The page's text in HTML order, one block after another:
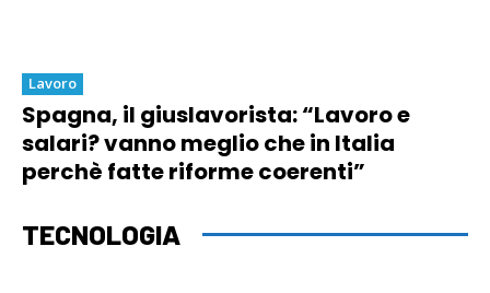
Lavoro
Spagna, il giuslavorista: “Lavoro e
salari? vanno meglio che in Italia
perchè fatte riforme coerenti”
TECNOLOGIA